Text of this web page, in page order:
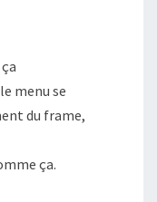
menu se
du frame,
ça.